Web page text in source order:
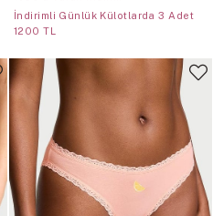
İndirimli Günlük Külotlarda 3 Adet
1200 TL